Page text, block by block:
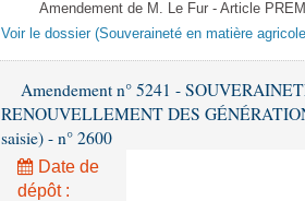
Amendement de M. Le Fur - Article
Voir le dossier (Souveraineté en matière
Amendement n° 5241 -
RENOUVELLEMENT DES
saisie) - n° 2600
Date de
dépôt :